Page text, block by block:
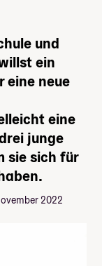
und
ein
eine neue
eine
junge
sie sich für
2022